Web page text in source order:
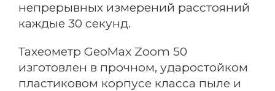
непрерывных измерений расстояний
каждые 30 секунд.
Тахеометр GeoMax Zoom 50
изготовлен в прочном, ударостойком
пластиковом корпусе класса пыле и